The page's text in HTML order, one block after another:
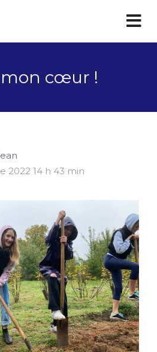
mon cœur !
2022 14 h 43 min